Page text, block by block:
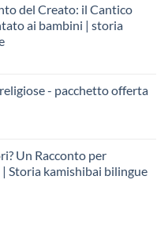
del Creato: il Cantico
ai bambini | storia
- pacchetto offerta
Un Racconto per
Storia kamishibai bilingue